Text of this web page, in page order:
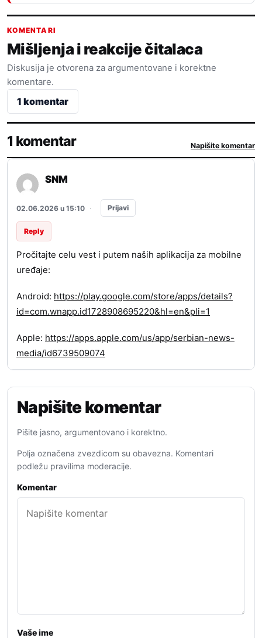
KOMENTARI
Mišljenja i reakcije čitalaca
Diskusija je otvorena za argumentovane i korektne
komentare.
1 komentar
1 komentar Napišite komentar
SNM
02.06.2026 u 15:10 · Prijavi
Reply
Pročitajte celu vest i putem naših aplikacija za mobilne
uređaje:
Android: https://play.google.com/store/apps/details?
id=com.wnapp.id1728908695220&hl=en&pli=1
Apple: https://apps.apple.com/us/app/serbian-news-
media/id6739509074
Napišite komentar
Pišite jasno, argumentovano i korektno.
Polja označena zvezdicom su obavezna. Komentari
podležu pravilima moderacije.
Komentar
Vaše ime